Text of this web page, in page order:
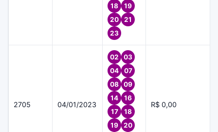
18
19
20
21
23
2705 04/01/2023
02
03
04
07
08
09
14
16
17
18
19
20
R$ 0,00